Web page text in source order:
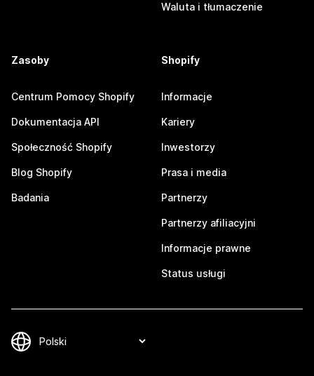
Waluta i tłumaczenie
Zasoby
Centrum Pomocy Shopify
Dokumentacja API
Społeczność Shopify
Blog Shopify
Badania
Shopify
Informacje
Kariery
Inwestorzy
Prasa i media
Partnerzy
Partnerzy afiliacyjni
Informacje prawne
Status usługi